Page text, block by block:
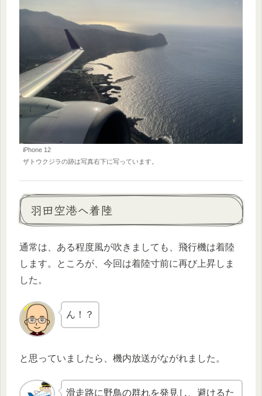
iPhone 12
ザトウクジラの跡は写真右下に写っています。
羽田空港へ着陸
通常は、ある程度風が吹きましても、飛行機は着陸
します。ところが、今回は着陸寸前に再び上昇しま
した。
ん！？
と思っていましたら、機内放送がながれました。
滑走路に野鳥の群れを発見し、避けるた